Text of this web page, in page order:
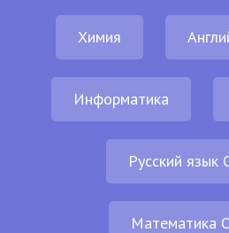
Химия
Информатика
Русский язык
Математика